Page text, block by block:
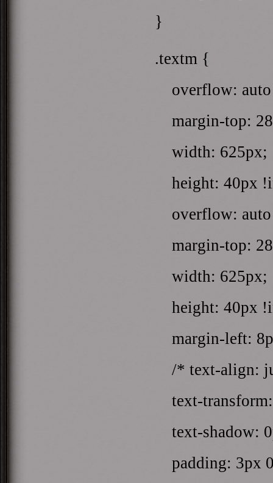
}
.textm {
overflow: auto
margin-top:
width: 625px;
height: 40px
overflow: auto
margin-top:
width: 625px;
height: 40px
margin-left:
/* text-align:
text-transform:
text-shadow:
padding: 3px